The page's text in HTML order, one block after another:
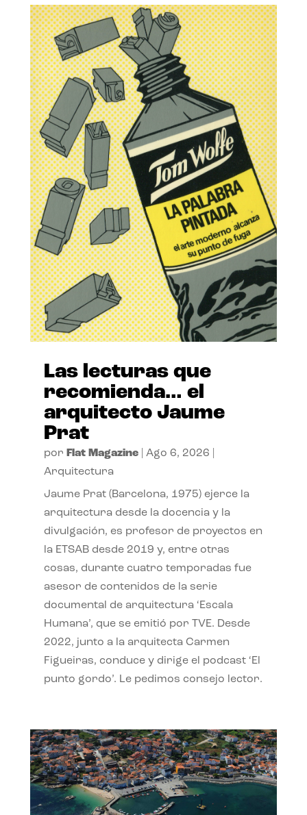
Las lecturas que
recomienda… el
arquitecto Jaume
Prat
por Flat Magazine| Ago 6, 2026
Arquitectura
Jaume Prat (Barcelona, 1975) ejerce la
arquitectura desde la docencia y la
divulgación, es profesor de proyectos en
la ETSAB desde 2019 y, entre otras
cosas, durante cuatro temporadas fue
asesor de contenidos de la serie
documental de arquitectura ‘Escala
Humana’, que se emitió por TVE. Desde
2022, junto a la arquitecta Carmen
Figueiras, conduce y dirige el podcast ‘El
punto gordo’. Le pedimos consejo lector.